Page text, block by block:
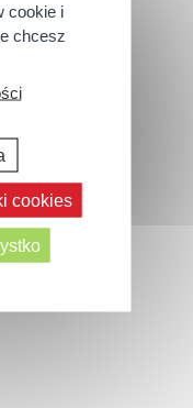
cookie i
chcesz
cookies